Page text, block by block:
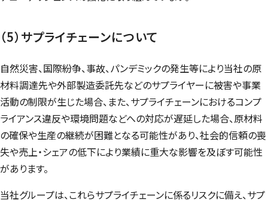
（5）サプライチェーンについて
自然災害、国際紛争、事故、パンデミックの発生等により当社の原
材料調達先や外部製造委託先などのサプライヤーに被害や事業
活動の制限が生じた場合、また、サプライチェーンにおけるコンプ
ライアンス違反や環境問題などへの対応が遅延した場合、原材料
の確保や生産の継続が困難となる可能性があり、社会的信頼の喪
失や売上・シェアの低下により業績に重大な影響を及ぼす可能性
があります。
当社グループは、これらサプライチェーンに係るリスクに備え、サプ